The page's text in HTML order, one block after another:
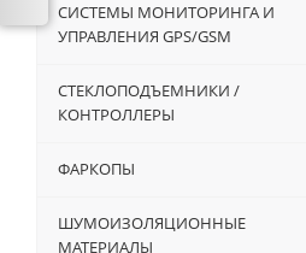
СИСТЕМЫ МОНИТОРИНГА И
УПРАВЛЕНИЯ GPS/GSM
СТЕКЛОПОДЪЕМНИКИ /
КОНТРОЛЛЕРЫ
ФАРКОПЫ
ШУМОИЗОЛЯЦИОННЫЕ
МАТЕРИАЛЫ